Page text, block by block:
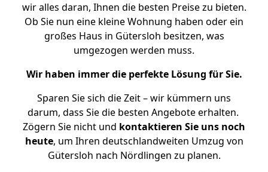
wir alles daran, Ihnen die besten Preise zu bieten.
Ob Sie nun eine kleine Wohnung haben oder ein
großes Haus in Gütersloh besitzen, was
umgezogen werden muss.
Wir haben immer die perfekte Lösung für Sie.
Sparen Sie sich die Zeit – wir kümmern uns
darum, dass Sie die besten Angebote erhalten.
Zögern Sie nicht und kontaktieren Sie uns noch
heute, um Ihren deutschlandweiten Umzug von
Gütersloh nach Nördlingen zu planen.